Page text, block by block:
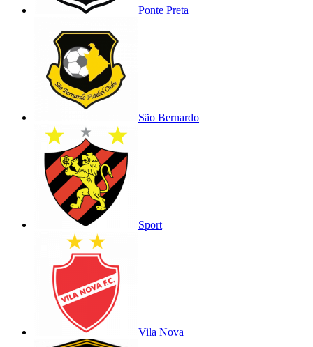
Ponte Preta
São Bernardo
Sport
Vila Nova